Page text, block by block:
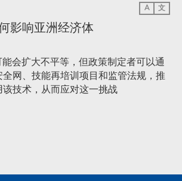
A 文
影响亚洲经济体
会扩大不平等，但政策制定者可以通
网、技能再培训项目和监管法规，推
技术，从而应对这一挑战